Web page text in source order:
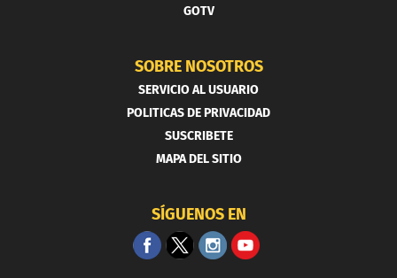
GOTV
SOBRE NOSOTROS
SERVICIO AL USUARIO
POLITICAS DE PRIVACIDAD
SUSCRIBETE
MAPA DEL SITIO
SÍGUENOS EN